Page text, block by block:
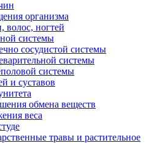
организма
ногтей
системы
сосудистой системы
системы
системы
и суставов
обмена веществ
веса
травы и растительное